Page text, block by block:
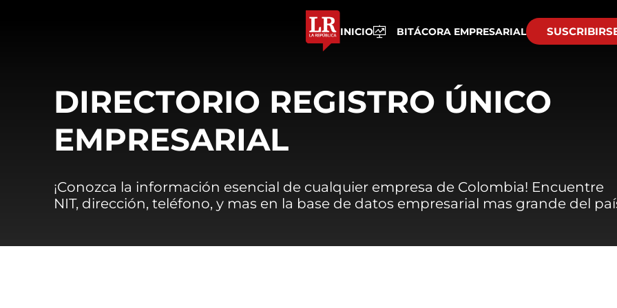
INICIO BITÁCORA EMPRESARIAL
DIRECTORIO REGISTRO ÚNICO
EMPRESARIAL
¡Conozca la información esencial de cualquier empresa de Colombia! Encuentre
NIT, dirección, teléfono, y mas en la base de datos empresarial mas grande del